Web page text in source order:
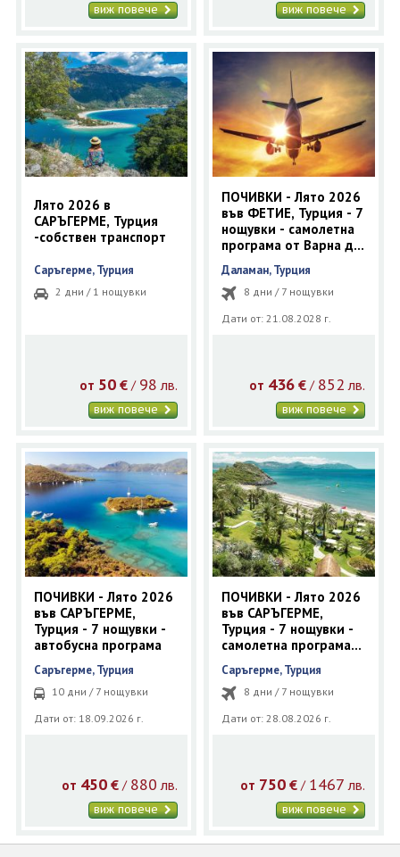
виж повече виж повече
Лято 2026 в
САРЪГЕРМЕ, Турция
-собствен транспорт
Саръгерме, Турция
2 дни / 1 нощувки
от 50 €/ 98 лв.
виж повече
ПОЧИВКИ - Лято 2026
във ФЕТИЕ, Турция - 7
нощувки - самолетна
програма от Варна до
Даламан
Даламан, Турция
8 дни / 7 нощувки
Дати от: 21.08.2028 г.
от 436 € / 852 лв.
виж повече
ПОЧИВКИ - Лято 2026
във САРЪГЕРМЕ,
Турция - 7 нощувки -
автобусна програма
Саръгерме, Турция
10 дни / 7 нощувки
Дати от: 18.09.2026 г.
от 450 €/ 880 лв.
виж повече
ПОЧИВКИ - Лято 2026
във САРЪГЕРМЕ,
Турция - 7 нощувки -
самолетна програма
от София до Даламан
Саръгерме, Турция
8 дни / 7 нощувки
Дати от: 28.08.2026 г.
от 750 € / 1467 лв.
виж повече